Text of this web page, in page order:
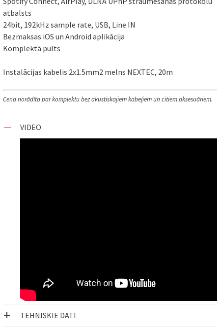
atbalsts
24bit, 192kHz sample rate, USB, Line IN
Bezmaksas iOS un Android aplikācija
Komplektā pults
Instalācijas kabelis 2x1.5mm2 melns NEXTEC, 20m
Cena norādīta par komplektu bez akustiskajiem kabeļiem un citiem aksesuāriem.
VIDEO
TEHNISKIE DATI